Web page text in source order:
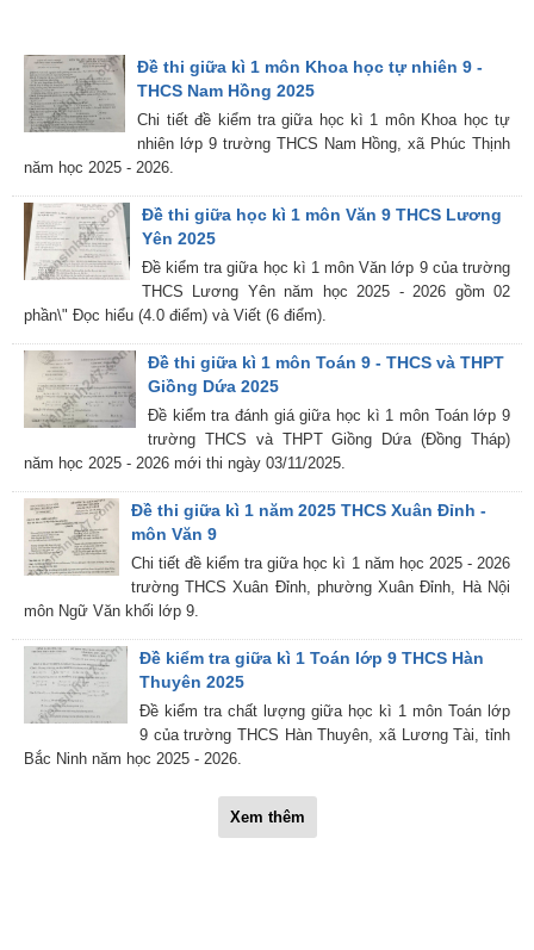
Đề thi giữa kì 1 môn Khoa học tự nhiên 9 -
THCS Nam Hồng 2025
Chi tiết đề kiểm tra giữa học kì 1 môn Khoa học tự
nhiên lớp 9 trường THCS Nam Hồng, xã Phúc Thịnh
năm học 2025 - 2026.
Đề thi giữa học kì 1 môn Văn 9 THCS Lương
Yên 2025
Đề kiểm tra giữa học kì 1 môn Văn lớp 9 của trường
THCS Lương Yên năm học 2025 - 2026 gồm 02
phần\" Đọc hiểu (4.0 điểm) và Viết (6 điểm).
Đề thi giữa kì 1 môn Toán 9 - THCS và THPT
Giồng Dứa 2025
Đề kiểm tra đánh giá giữa học kì 1 môn Toán lớp 9
trường THCS và THPT Giồng Dứa (Đồng Tháp)
năm học 2025 - 2026 mới thi ngày 03/11/2025.
Đề thi giữa kì 1 năm 2025 THCS Xuân Đỉnh -
môn Văn 9
Chi tiết đề kiểm tra giữa học kì 1 năm học 2025 - 2026
trường THCS Xuân Đỉnh, phường Xuân Đỉnh, Hà Nội
môn Ngữ Văn khối lớp 9.
Đề kiểm tra giữa kì 1 Toán lớp 9 THCS Hàn
Thuyên 2025
Đề kiểm tra chất lượng giữa học kì 1 môn Toán lớp
9 của trường THCS Hàn Thuyên, xã Lương Tài, tỉnh
Bắc Ninh năm học 2025 - 2026.
Xem thêm